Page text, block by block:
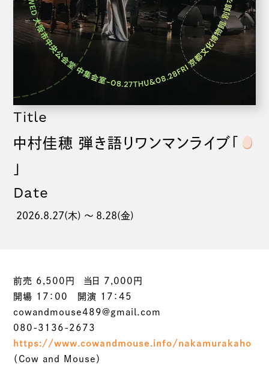
Title
中村佳穂 弾き語りワンマンライブ「
」
Date
2026.8.27(木) 〜 8.28(金)
前売 6,500円 当日 7,000円
開場 17：00 開演 17：45
cowandmouse489@gmail.com
080-3136-2673
https://www.cowandmouse.info/nakamurakaho
（Cow and Mouse）